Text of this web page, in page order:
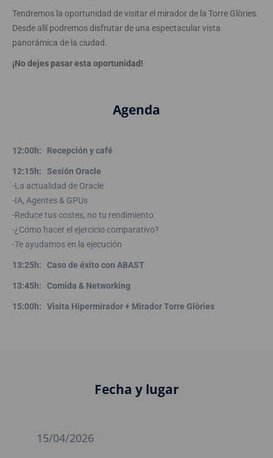
Tendremos la oportunidad de visitar el mirador de la Torre Glòries.
Desde allí podremos disfrutar de una espectacular vista
panorámica de la ciudad.
¡No dejes pasar esta oportunidad!
Agenda
12:00h: Recepción y café
12:15h: Sesión Oracle
-La actualidad de Oracle
-IA, Agentes & GPUs
-Reduce tus costes, no tu rendimiento
-¿Cómo hacer el ejercicio comparativo?
-Te ayudamos en la ejecución
13:25h: Caso de éxito con ABAST
13:45h: Comida & Networking
15:00h: Visita Hipermirador + Mirador Torre Glòries
Fecha y lugar
15/04/2026